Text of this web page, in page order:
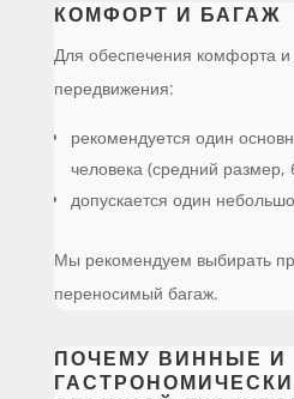
КОМФОРТ И БАГАЖ
Для обеспечения комфорта и
передвижения:
рекомендуется один
человека (средний размер,
допускается один
Мы рекомендуем выбирать
переносимый багаж.
ПОЧЕМУ ВИННЫЕ И